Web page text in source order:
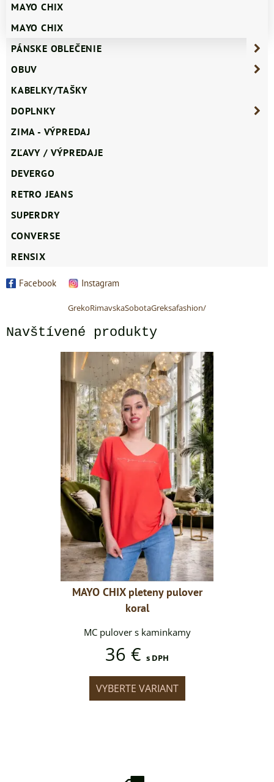
MAYO CHIX
MAYO CHIX
PÁNSKE OBLEČENIE
OBUV
KABELKY/TAŠKY
DOPLNKY
ZIMA - VÝPREDAJ
ZĽAVY / VÝPREDAJE
DEVERGO
RETRO JEANS
SUPERDRY
CONVERSE
RENSIX
Facebook Instagram
GrekoRimavskaSobotaGreksafashion/
Navštívené produkty
MAYO CHIX pleteny pulover
koral
MC pulover s kaminkamy
36 € s DPH
VYBERTE VARIANT